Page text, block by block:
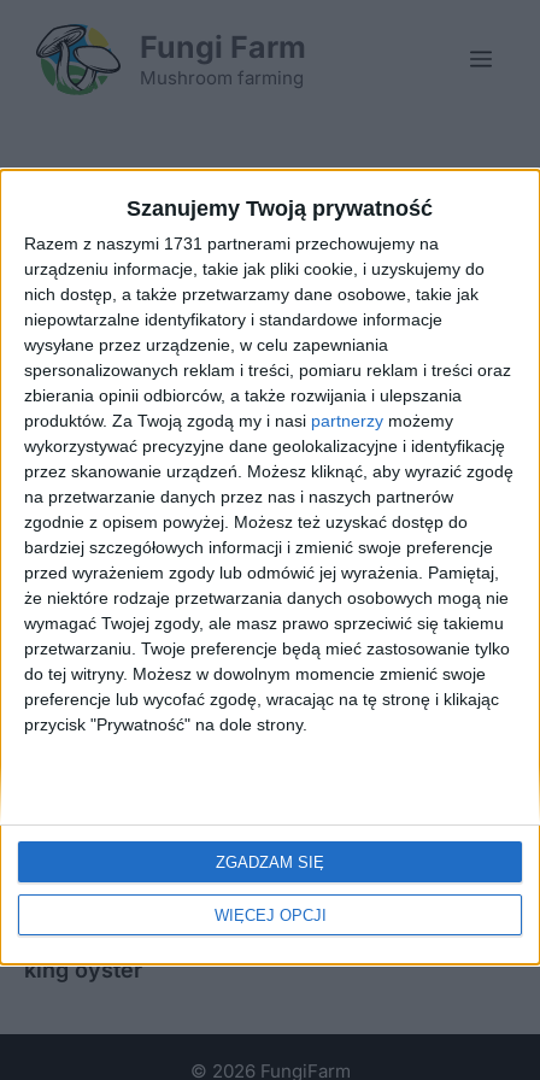
Szanujemy Twoją prywatność
Razem z naszymi 1731 partnerami przechowujemy na
urządzeniu informacje, takie jak pliki cookie, i uzyskujemy do
nich dostęp, a także przetwarzamy dane osobowe, takie jak
niepowtarzalne identyfikatory i standardowe informacje
wysyłane przez urządzenie, w celu zapewniania
spersonalizowanych reklam i treści, pomiaru reklam i treści oraz
zbierania opinii odbiorców, a także rozwijania i ulepszania
produktów. Za Twoją zgodą my i nasi partnerzy możemy
wykorzystywać precyzyjne dane geolokalizacyjne i identyfikację
przez skanowanie urządzeń. Możesz kliknąć, aby wyrazić zgodę
na przetwarzanie danych przez nas i naszych partnerów
zgodnie z opisem powyżej. Możesz też uzyskać dostęp do
bardziej szczegółowych informacji i zmienić swoje preferencje
przed wyrażeniem zgody lub odmówić jej wyrażenia.
Pamiętaj,
że niektóre rodzaje przetwarzania danych osobowych mogą nie
wymagać Twojej zgody, ale masz prawo sprzeciwić się takiemu
przetwarzaniu. Twoje preferencje będą mieć zastosowanie tylko
do tej witryny. Możesz w dowolnym momencie zmienić swoje
preferencje lub wycofać zgodę, wracając na tę stronę i klikając
przycisk "Prywatność" na dole strony.
WIĘCEJ OPCJI
ZGADZAM SIĘ
content
Fungi Farm
Mushroom farming
Identification of the antidepressant function of
the mushroom Pleurotus eryngii
07/07/2026 byFungiFarm
Recently, researchers discovered that P. eryngii
produces substances with antidepressant effects. An
king oyster
© 2026 FungiFarm